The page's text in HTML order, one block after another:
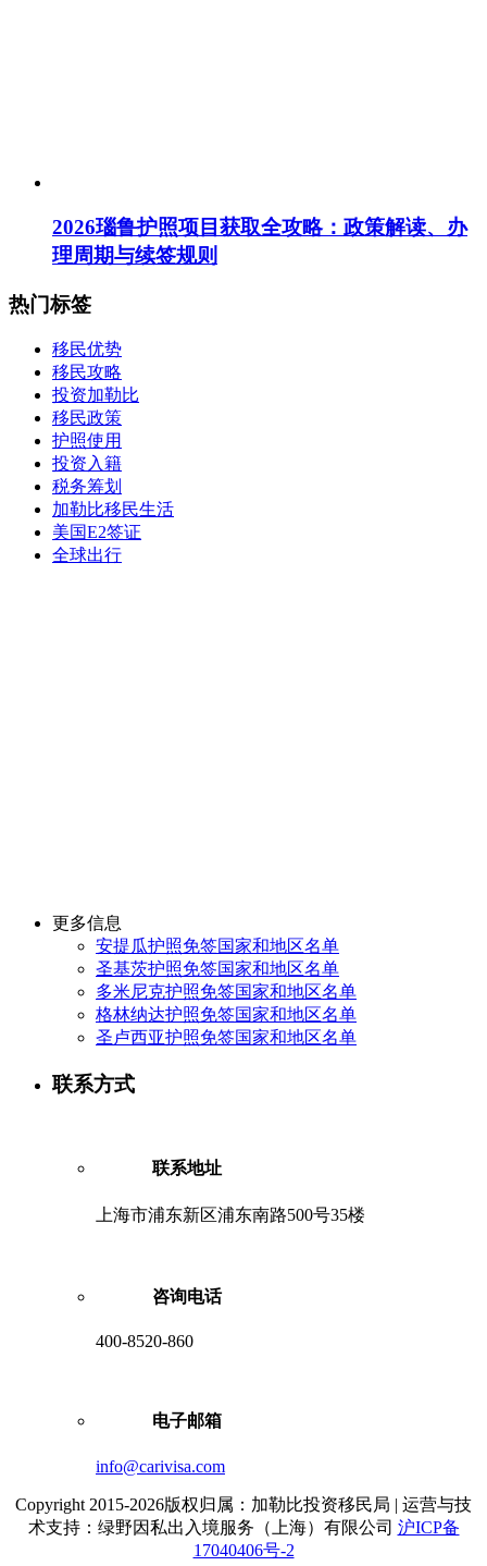
2026瑙鲁护照项目获取全攻略：政策解读、办
理周期与续签规则
热门标签
移民优势
移民攻略
投资加勒比
移民政策
护照使用
投资入籍
税务筹划
加勒比移民生活
美国E2签证
全球出行
更多信息
安提瓜护照免签国家和地区名单
圣基茨护照免签国家和地区名单
多米尼克护照免签国家和地区名单
格林纳达护照免签国家和地区名单
圣卢西亚护照免签国家和地区名单
联系方式
联系地址
上海市浦东新区浦东南路500号35楼
咨询电话
400-8520-860
电子邮箱
info@carivisa.com
Copyright 2015-2026版权归属：加勒比投资移民局 | 运营与技
术支持：绿野因私出入境服务（上海）有限公司 沪ICP备
17040406号-2